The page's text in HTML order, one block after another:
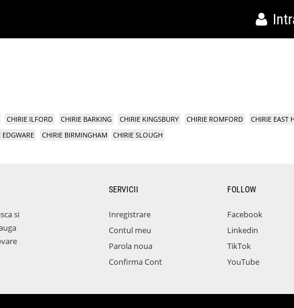
CHIRIE ILFORD CHIRIE BARKING CHIRIE KINGSBURY CHIRIE ROMFORD CHIRIE EAST
EDGWARE CHIRIE BIRMINGHAM CHIRIE SLOUGH
si
SERVICII
Inregistrare
Contul meu
Parola noua
Confirma Cont
FOLLOW
Facebook
Linkedin
TikTok
YouTube